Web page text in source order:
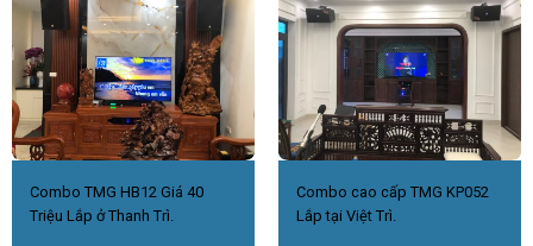
Combo TMG HB12 Giá 40
Triệu Lắp ở Thanh Trì.
Combo cao cấp TMG KP052
Lắp tại Việt Trì.